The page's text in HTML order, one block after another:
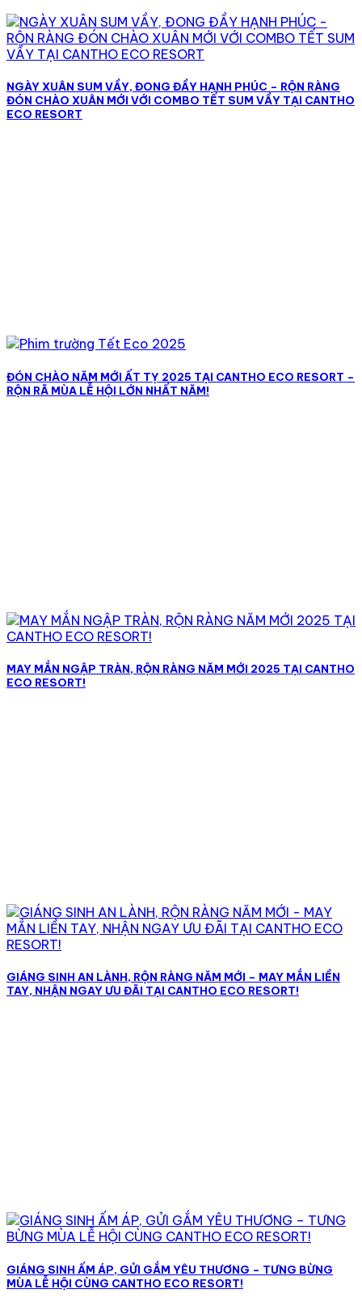
NGÀY XUÂN SUM VẦY, ĐONG ĐẦY HẠNH PHÚC – RỘN RÀNG
ĐÓN CHÀO XUÂN MỚI VỚI COMBO TẾT SUM VẦY TẠI CANTHO
ECO RESORT
ĐÓN CHÀO NĂM MỚI ẤT TỴ 2025 TẠI CANTHO ECO RESORT –
RỘN RÃ MÙA LỄ HỘI LỚN NHẤT NĂM!
MAY MẮN NGẬP TRÀN, RỘN RÀNG NĂM MỚI 2025 TẠI CANTHO
ECO RESORT!
GIÁNG SINH AN LÀNH, RỘN RÀNG NĂM MỚI – MAY MẮN LIỀN
TAY, NHẬN NGAY ƯU ĐÃI TẠI CANTHO ECO RESORT!
GIÁNG SINH ẤM ÁP, GỬI GẮM YÊU THƯƠNG – TƯNG BỪNG
MÙA LỄ HỘI CÙNG CANTHO ECO RESORT!